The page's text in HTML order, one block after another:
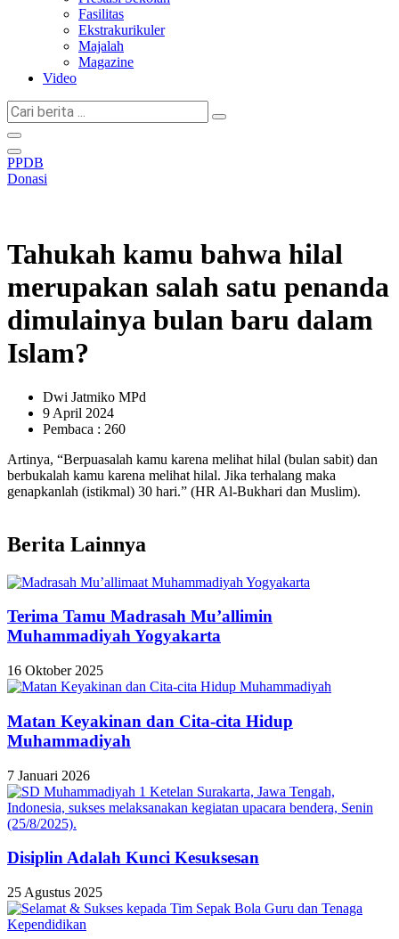
Fasilitas
Ekstrakurikuler
Majalah
Magazine
Video
Cari
berita
...
PPDB
Donasi
Tahukah kamu bahwa hilal
merupakan salah satu penanda
dimulainya bulan baru dalam
Islam?
Dwi Jatmiko MPd
9 April 2024
Pembaca : 260
Artinya, “Berpuasalah kamu karena melihat hilal (bulan sabit) dan
berbukalah kamu karena melihat hilal. Jika terhalang maka
genapkanlah (istikmal) 30 hari.” (HR Al-Bukhari dan Muslim).
Berita Lainnya
Terima Tamu Madrasah Mu’allimin
Muhammadiyah Yogyakarta
16 Oktober 2025
Matan Keyakinan dan Cita-cita Hidup
Muhammadiyah
7 Januari 2026
Disiplin Adalah Kunci Kesuksesan
25 Agustus 2025